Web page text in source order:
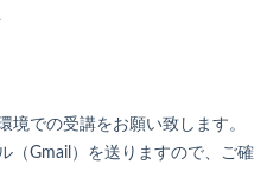
境での受講をお願い致します。
（Gmail）を送りますので、ご確